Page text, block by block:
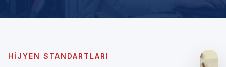
HIJYEN STANDARTLARI